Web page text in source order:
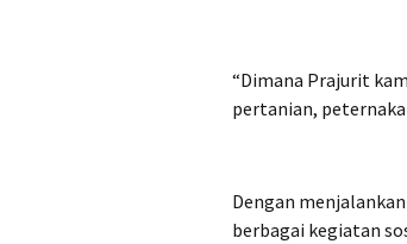
“Dimana Prajurit
pertanian,
Dengan
berbagai kegiatan